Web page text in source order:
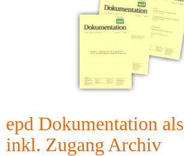
epd Dokumentation
inkl. Zugang Archiv